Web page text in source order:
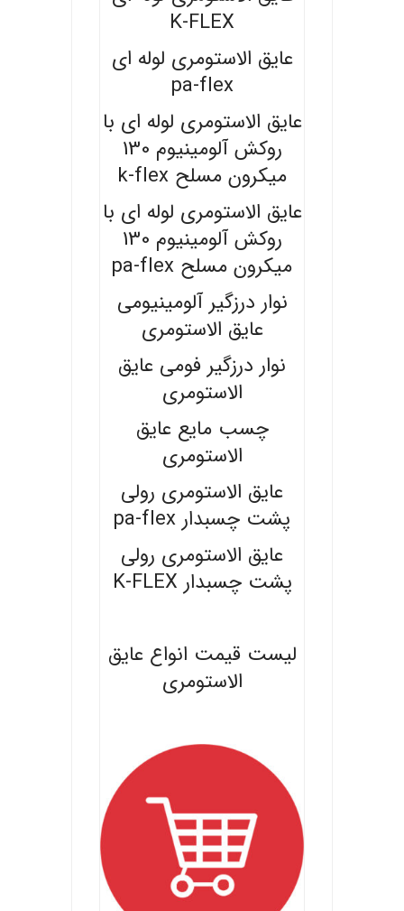
K-FLEX
عایق الاستومری لوله ای
pa-flex
عایق الاستومری لوله ای با
روکش آلومینیوم 130
میکرون مسلح k-flex
عایق الاستومری لوله ای با
روکش آلومینیوم 130
میکرون مسلح pa-flex
نوار درزگیر آلومینیومی
عایق الاستومری
نوار درزگیر فومی عایق
الاستومری
چسب مایع عایق
الاستومری
عایق الاستومری رولی
پشت چسبدار pa-flex
عایق الاستومری رولی
پشت چسبدار K-FLEX
لیست قیمت انواع عایق
الاستومری